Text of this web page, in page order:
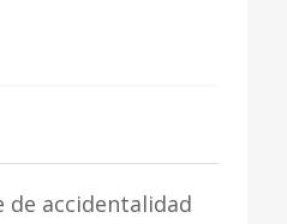
de accidentalidad